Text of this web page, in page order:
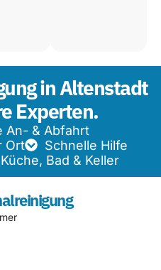
in Altenstadt
Experten.
An- & Abfahrt
Ort
Schnelle Hilfe
Bad & Keller